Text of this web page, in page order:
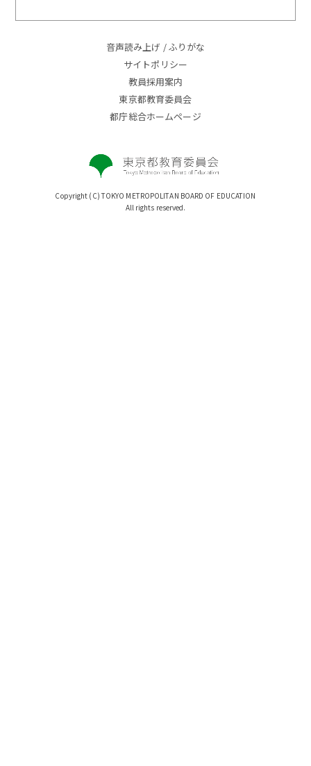
音声読み上げ / ふりがな
サイトポリシー
教員採用案内
東京都教育委員会
都庁総合ホームページ
Copyright (C) TOKYO METROPOLITAN BOARD OF EDUCATION
All rights reserved.